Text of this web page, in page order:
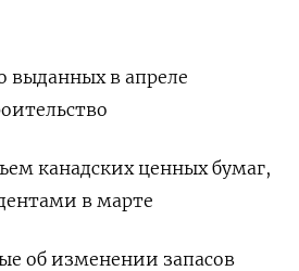
выданных в апреле
канадских ценных бумаг,
в марте
об изменении запасов